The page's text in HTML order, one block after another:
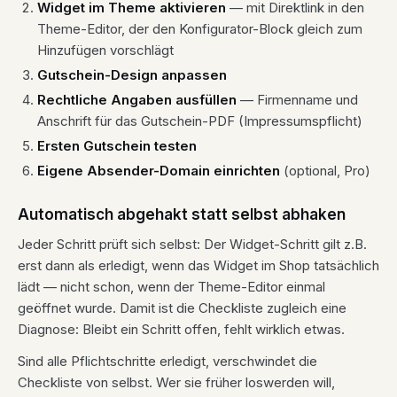
Widget im Theme aktivieren — mit Direktlink in den
Theme-Editor, der den Konfigurator-Block gleich zum
Hinzufügen vorschlägt
Gutschein-Design anpassen
Rechtliche Angaben ausfüllen — Firmenname und
Anschrift für das Gutschein-PDF (Impressumspflicht)
Ersten Gutschein testen
Eigene Absender-Domain einrichten (optional, Pro)
Automatisch abgehakt statt selbst abhaken
Jeder Schritt prüft sich selbst: Der Widget-Schritt gilt z.B.
erst dann als erledigt, wenn das Widget im Shop tatsächlich
lädt — nicht schon, wenn der Theme-Editor einmal
geöffnet wurde. Damit ist die Checkliste zugleich eine
Diagnose: Bleibt ein Schritt offen, fehlt wirklich etwas.
Sind alle Pflichtschritte erledigt, verschwindet die
Checkliste von selbst. Wer sie früher loswerden will,